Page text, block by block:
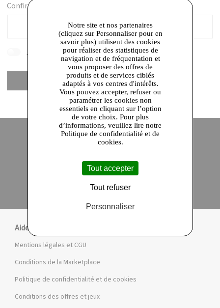
Confirmez votre mot de passe
J'accepte lesconditions générales de vente
Créer un compte
Click and collect
Qualité garantie
Aide
Mentions légales et CGU
Conditions de la Marketplace
Politique de confidentialité et de cookies
Conditions des offres et jeux
Notre site et nos partenaires
(cliquez sur Personnaliser pour en
savoir plus) utilisent des cookies
pour réaliser des statistiques de
navigation et de fréquentation et
vous proposer des offres de
produits et de services ciblés
adaptés à vos centres d'intérêts.
Vous pouvez accepter, refuser ou
paramétrer les cookies non
essentiels en cliquant sur l’option
de votre choix. Pour plus
d’informations, veuillez lire notre
Politique de confidentialité et de
cookies.
Tout accepter
Tout refuser
Personnaliser